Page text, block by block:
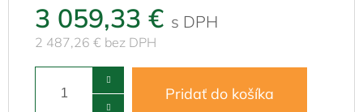
3 059,33 €
2 487,26 € bez DPH
Pridať do košíka